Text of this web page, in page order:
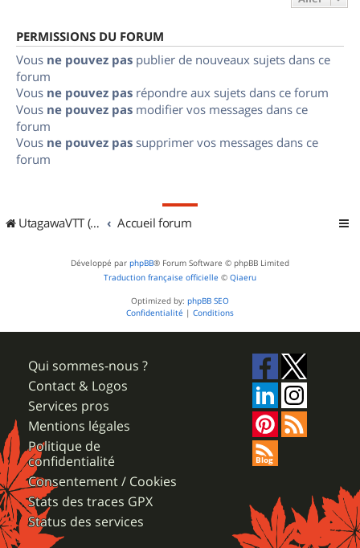
PERMISSIONS DU FORUM
Vous ne pouvez pas publier de nouveaux sujets dans ce
forum
Vous ne pouvez pas répondre aux sujets dans ce forum
Vous ne pouvez pas modifier vos messages dans ce
forum
Vous ne pouvez pas supprimer vos messages dans ce
forum
UtagawaVTT (Randos VTT et VTTAE avec traces GPS) Accueil forum
Développé par phpBB® Forum Software © phpBB Limited
Traduction française officielle © Qiaeru
Optimized by: phpBB SEO
Confidentialité | Conditions
Qui sommes-nous ?
Contact & Logos
Services pros
Mentions légales
Politique de
confidentialité
Consentement / Cookies
Stats des traces GPX
Status des services